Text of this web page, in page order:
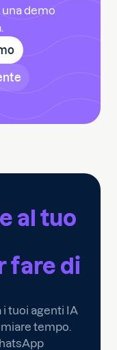
demo
al tuo
fare di
i tuoi agenti IA
tempo.